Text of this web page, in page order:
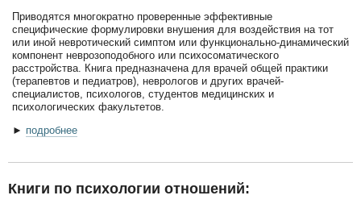
Приводятся многократно проверенные эффективные
специфические формулировки внушения для воздействия на тот
или иной невротический симптом или функционально-динамический
компонент неврозоподобного или психосоматического
расстройства. Книга предназначена для врачей общей практики
(терапевтов и педиатров), неврологов и других врачей-
специалистов, психологов, студентов медицинских и
психологических факультетов.
► подробнее
Книги по психологии отношений: